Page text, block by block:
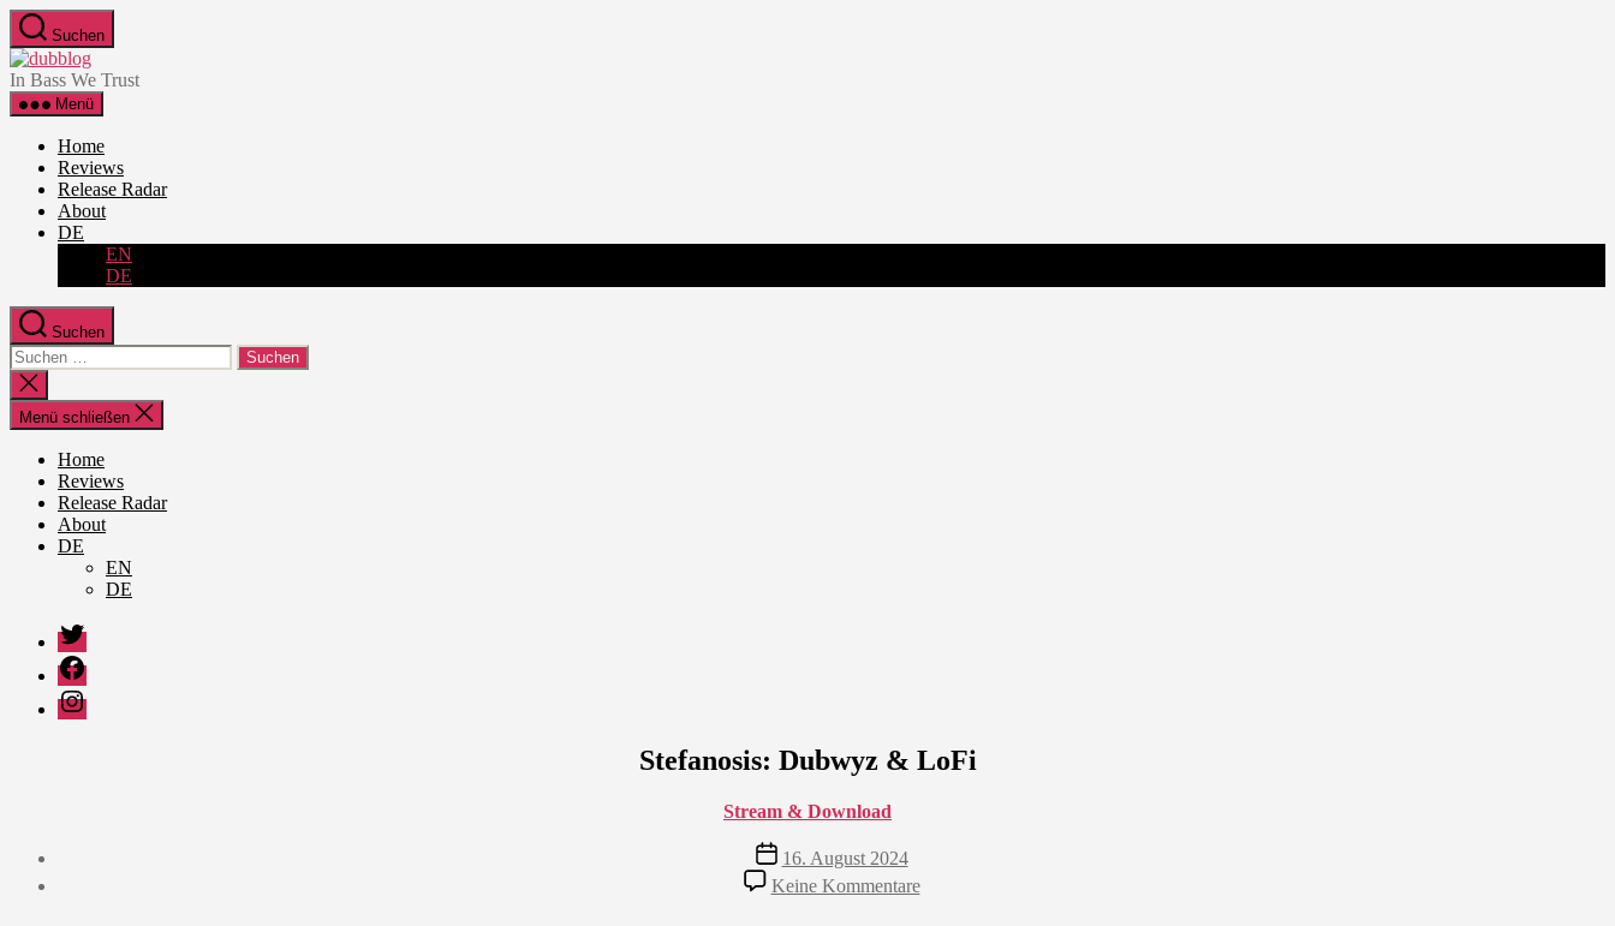
Zum
Inhalt
springen
Suchen
dubblog
In Bass We Trust
Menü
Home
Reviews
Release Radar
About
DE
EN
DE
Suchen
Suche
nach:
Suche
schließen
Menü schließen
Home
Reviews
Release Radar
About
DE
EN
DE
Twitter
Facebook
Instagram
Stefanosis: Dubwyz & LoFi
Stream & Download
Veröffentlichungsdatum
16. August 2024
Keine Kommentarezu
Stefanosis: